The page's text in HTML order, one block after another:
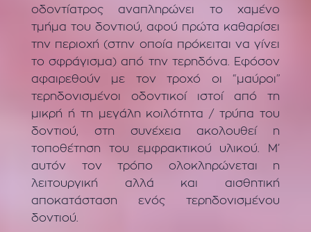
οδοντίατρος αναπληρώνει το χαμένο
τμήμα του δοντιού, αφού πρώτα καθαρίσει
την περιοχή (στην οποία πρόκειται να γίνει
το σφράγισμα) από την τερηδόνα. Εφόσον
αφαιρεθούν με τον τροχό οι “μαύροι”
τερηδονισμένοι οδοντικοί ιστοί από τη
μικρή ή τη μεγάλη κοιλότητα / τρύπα του
δοντιού, στη συνέχεια ακολουθεί η
τοποθέτηση του εμφρακτικού υλικού. Μ’
αυτόν τον τρόπο ολοκληρώνεται η
λειτουργική αλλά και αισθητική
αποκατάσταση ενός τερηδονισμένου
δοντιού.